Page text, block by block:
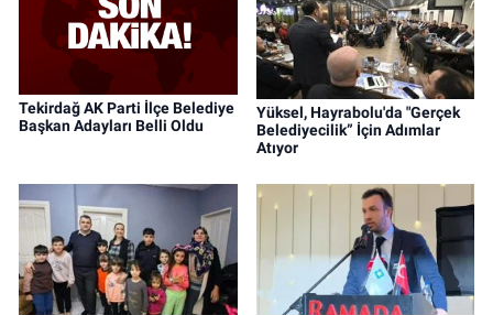
Tekirdağ AK Parti İlçe Belediye
Başkan Adayları Belli Oldu
Yüksel, Hayrabolu'da "Gerçek
Belediyecilik” İçin Adımlar
Atıyor